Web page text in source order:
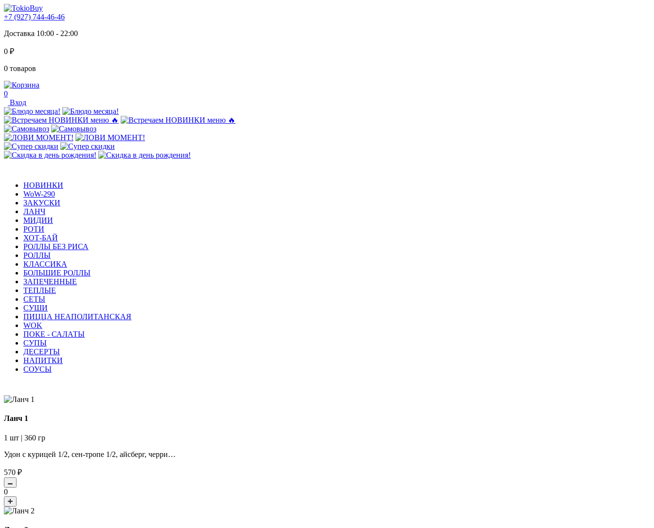
+7 (927) 744-46-46
Доставка 10:00 - 22:00
0 ₽
0 товаров
0
Вход
НОВИНКИ
WoW-290
ЗАКУСКИ
ЛАНЧ
МИДИИ
РОТИ
ХОТ-БАЙ
РОЛЛЫ БЕЗ РИСА
РОЛЛЫ
КЛАССИКА
БОЛЬШИЕ РОЛЛЫ
ЗАПЕЧЕННЫЕ
ТЕПЛЫЕ
СЕТЫ
СУШИ
ПИЦЦА НЕАПОЛИТАНСКАЯ
WOK
ПОКЕ - САЛАТЫ
СУПЫ
ДЕСЕРТЫ
НАПИТКИ
СОУСЫ
Ланч 1
1 шт | 360 гр
Удон с курицей 1/2, сен-тропе 1/2, айсберг, черри…
570 ₽
0